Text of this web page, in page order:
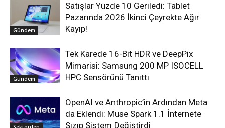
Gündem
Satışlar Yüzde 10 Geriledi: Tablet
Pazarında 2026 İkinci Çeyrekte Ağır
Kayıp!
Gündem
Tek Karede 16-Bit HDR ve DeepPix
Mimarisi: Samsung 200 MP ISOCELL
HPC Sensörünü Tanıttı
OpenAI ve Anthropic’in Ardından Meta
da Eklendi: Muse Spark 1.1 İnternete
Sızıp Sistem Değiştirdi